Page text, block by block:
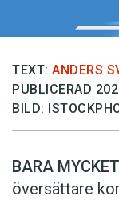
TEXT: ANDERS
PUBLICERAD
BILD:
BARA
översättare